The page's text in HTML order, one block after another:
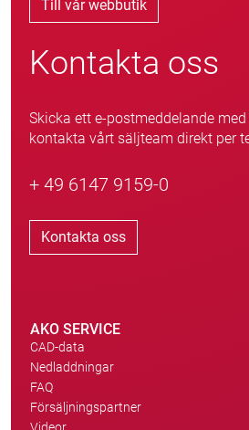
Till vår webbutik
Kontakta oss
Skicka ett e-postmeddelande
kontakta vårt säljteam direkt per
+ 49 6147 9159-0
Kontakta oss
AKO SERVICE
CAD-data
Nedladdningar
FAQ
Försäljningspartner